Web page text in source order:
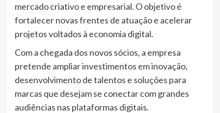
mercado criativo e empresarial. O objetivo é
fortalecer novas frentes de atuação e acelerar
projetos voltados à economia digital.
Com a chegada dos novos sócios, a empresa
pretende ampliar investimentos em inovação,
desenvolvimento de talentos e soluções para
marcas que desejam se conectar com grandes
audiências nas plataformas digitais.